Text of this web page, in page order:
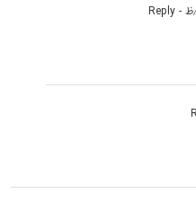
- Reply